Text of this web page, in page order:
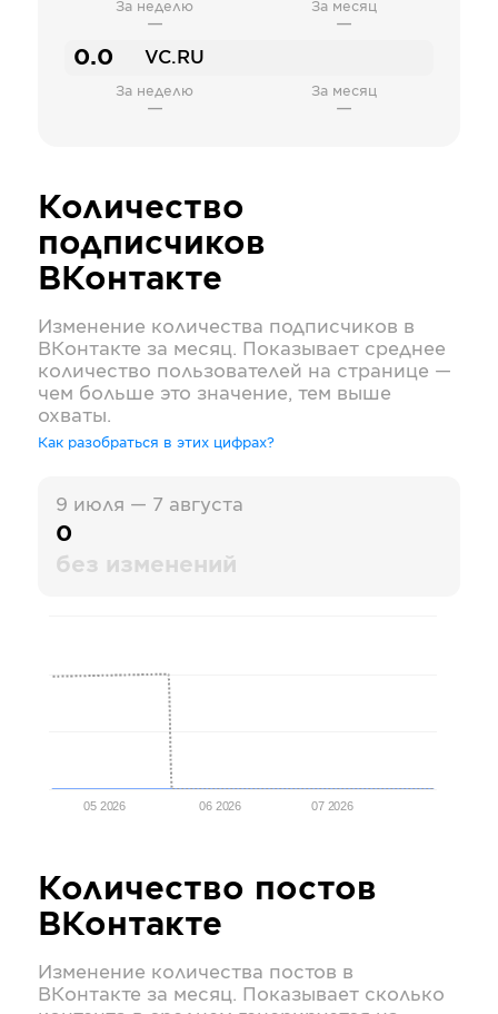
За неделю
—
За месяц
—
0.0 VC.RU
За неделю
—
За месяц
—
Количество
подписчиков
ВКонтакте
Изменение количества подписчиков в
ВКонтакте за месяц. Показывает среднее
количество пользователей на странице —
чем больше это значение, тем выше
охваты.
Как разобраться в этих цифрах?
9 июля — 7 августа
0
без изменений
05 2026 06 2026 07 2026
Количество постов
ВКонтакте
Изменение количества постов в
ВКонтакте за месяц. Показывает сколько